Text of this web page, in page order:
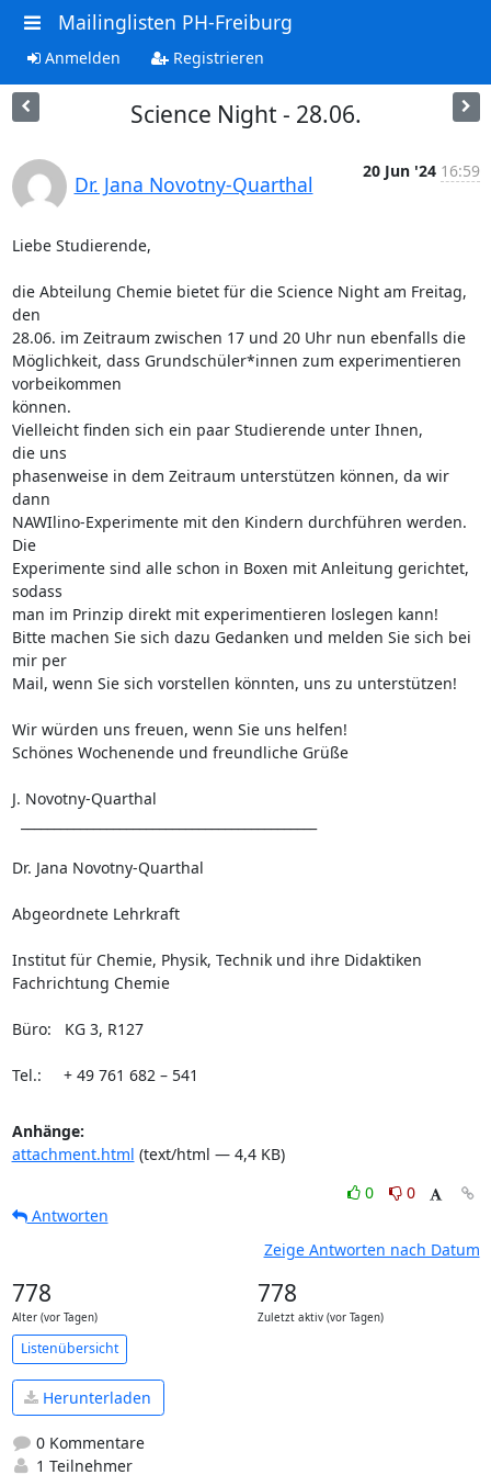
Mailinglisten PH-Freiburg
Anmelden Registrieren
Science Night - 28.06.
Dr. Jana Novotny-Quarthal
20 Jun '24 16:59
Liebe Studierende,
die Abteilung Chemie bietet für die Science Night am Freitag,
den
28.06. im Zeitraum zwischen 17 und 20 Uhr nun ebenfalls die
Möglichkeit, dass Grundschüler*innen zum experimentieren
vorbeikommen
können.
Vielleicht finden sich ein paar Studierende unter Ihnen,
die uns
phasenweise in dem Zeitraum unterstützen können, da wir
dann
NAWIlino-Experimente mit den Kindern durchführen werden.
Die
Experimente sind alle schon in Boxen mit Anleitung gerichtet,
sodass
man im Prinzip direkt mit experimentieren loslegen kann!
Bitte machen Sie sich dazu Gedanken und melden Sie sich bei
mir per
Mail, wenn Sie sich vorstellen könnten, uns zu unterstützen!
Wir würden uns freuen, wenn Sie uns helfen!
Schönes Wochenende und freundliche Grüße
J. Novotny-Quarthal
Dr. Jana Novotny-Quarthal
Abgeordnete Lehrkraft
Institut für Chemie, Physik, Technik und ihre Didaktiken
Fachrichtung Chemie
Büro:   KG 3, R127
Tel.:     + 49 761 682 – 541
Anhänge:
attachment.html (text/html — 4,4 KB)
0
0
Antworten
Zeige Antworten nach Datum
778
Alter (vor Tagen)
778
Zuletzt aktiv (vor Tagen)
Listenübersicht
Herunterladen
0 Kommentare
1 Teilnehmer